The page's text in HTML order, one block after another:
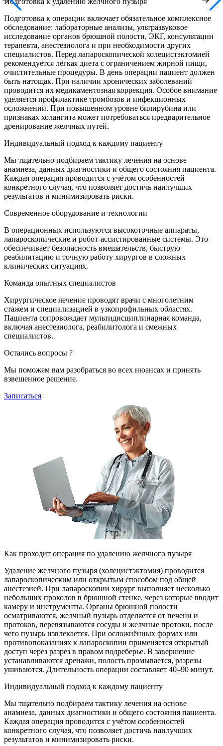
Подготовка к операции включает обязательное комплексное
обследование: лабораторные анализы, ультразвуковое
исследование органов брюшной полости, ЭКГ, консультации
терапевта, анестезиолога и при необходимости других
специалистов. Перед лапароскопической холецистэктомией
рекомендуется лёгкая диета с ограничением жирной пищи,
очистительные процедуры. В день операции пациент должен
быть натощак. При наличии хронических заболеваний
проводится их медикаментозная коррекция. Особое внимание
уделяется профилактике тромбозов и инфекционных
осложнений. При повышенном уровне билирубина или
признаках холангита может потребоваться предварительное
дренирование желчных путей.
Индивидуальный подход к каждому пациенту
Мы тщательно подбираем тактику лечения на основе
анамнеза, данных диагностики и общего состояния пациента.
Каждая операция проводится с учётом особенностей
конкретного случая, что позволяет достичь наилучших
результатов и минимизировать риски.
Современное оборудование и технологии
В операционных используются высокоточные аппараты,
лапароскопические и робот-ассистированные системы. Это
обеспечивает безопасность вмешательств, быструю
реабилитацию и точную работу хирургов в сложных
клинических ситуациях.
Команда опытных специалистов
Хирургическое лечение проводят врачи с многолетним
стажем и специализацией в узкопрофильных областях.
Пациента сопровождает мультидисциплинарная команда,
включая анестезиолога, реабилитолога и смежных
специалистов.
Остались вопросы ?
Мы поможем вам разобраться во всех нюансах и принять
взвешенное решение.
Записаться
Как проходит операция по удалению желчного пузыря
Удаление желчного пузыря (холецистэктомия) проводится
лапароскопическим или открытым способом под общей
анестезией. При лапароскопии хирург выполняет несколько
небольших проколов в брюшной стенке, через которые вводит
камеру и инструменты. Органы брюшной полости
осматриваются, желчный пузырь отделяется от печени и
протоков, перевязываются сосуды и желчные протоки, после
чего пузырь извлекается. При осложнённых формах или
противопоказаниях к лапароскопии применяется открытый
доступ через разрез в правом подреберье. В завершение
устанавливаются дренажи, полость промывается, разрезы
ушиваются. Длительность операции составляет 40–90 минут.
Индивидуальный подход к каждому пациенту
Мы тщательно подбираем тактику лечения на основе
анамнеза, данных диагностики и общего состояния пациента.
Каждая операция проводится с учётом особенностей
конкретного случая, что позволяет достичь наилучших
результатов и минимизировать риски.